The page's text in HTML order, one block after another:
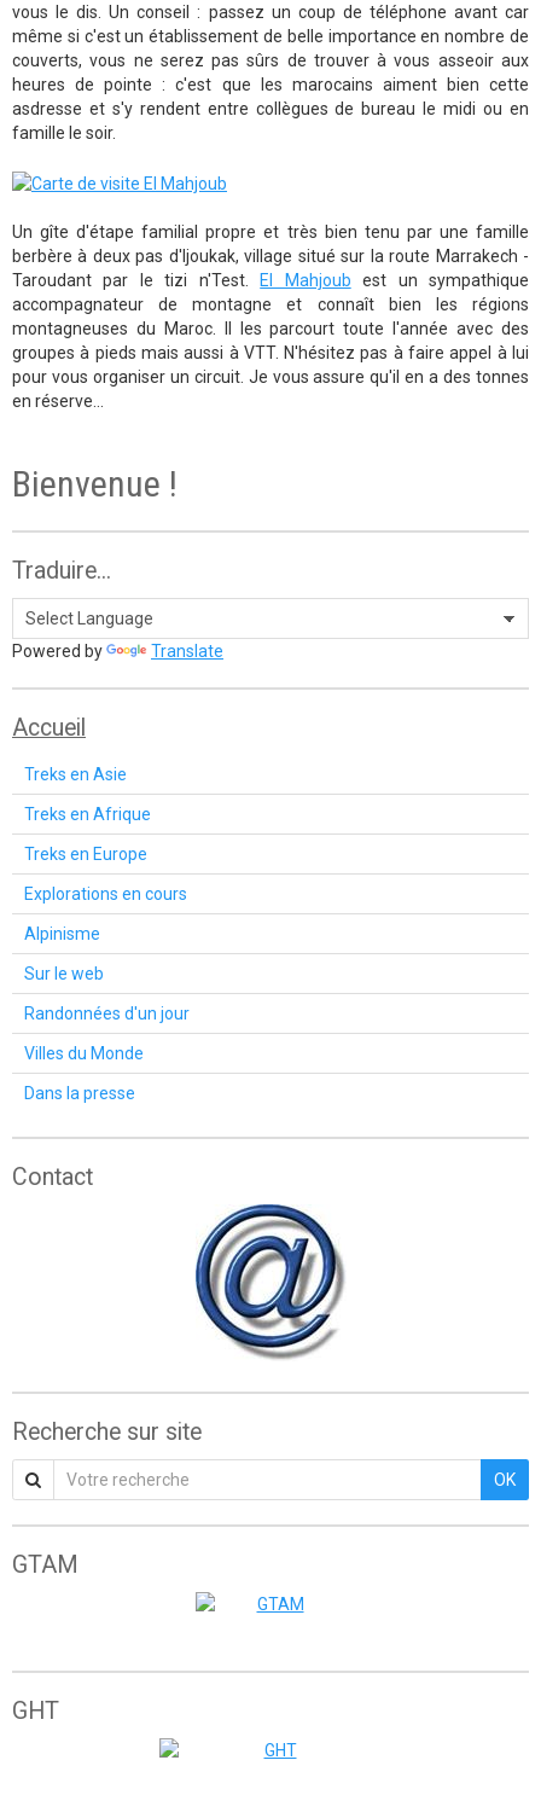
vous le dis. Un conseil : passez un coup de téléphone avant car
même si c'est un établissement de belle importance en nombre de
couverts, vous ne serez pas sûrs de trouver à vous asseoir aux
heures de pointe : c'est que les marocains aiment bien cette
asdresse et s'y rendent entre collègues de bureau le midi ou en
famille le soir.
Un gîte d'étape familial propre et très bien tenu par une famille
berbère à deux pas d'Ijoukak, village situé sur la route Marrakech -
Taroudant par le tizi n'Test.El Mahjoub est un sympathique
accompagnateur de montagne et connaît bien les régions
montagneuses du Maroc. Il les parcourt toute l'année avec des
groupes à pieds mais aussi à VTT. N'hésitez pas à faire appel à lui
pour vous organiser un circuit. Je vous assure qu'il en a des tonnes
en réserve...
Bienvenue !
Traduire...
Powered by Translate
Accueil
Treks en Asie
Treks en Afrique
Treks en Europe
Explorations en cours
Alpinisme
Sur le web
Randonnées d'un jour
Villes du Monde
Dans la presse
Contact
Recherche sur site
OK
GTAM
GHT